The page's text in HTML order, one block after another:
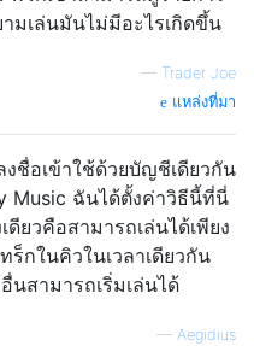
มเล่นมันไม่มีอะไรเกิดขึ้น
— Trader Joe
แหล่งที่มา
ชื่อเข้าใช้ด้วยบัญชีเดียวกัน
Music ฉันได้ตั้งค่าวิธีนี้ที่นี่
ดียวคือสามารถเล่นได้เพียง
กในคิวในเวลาเดียวกัน
นสามารถเริ่มเล่นได้
— Aegidius